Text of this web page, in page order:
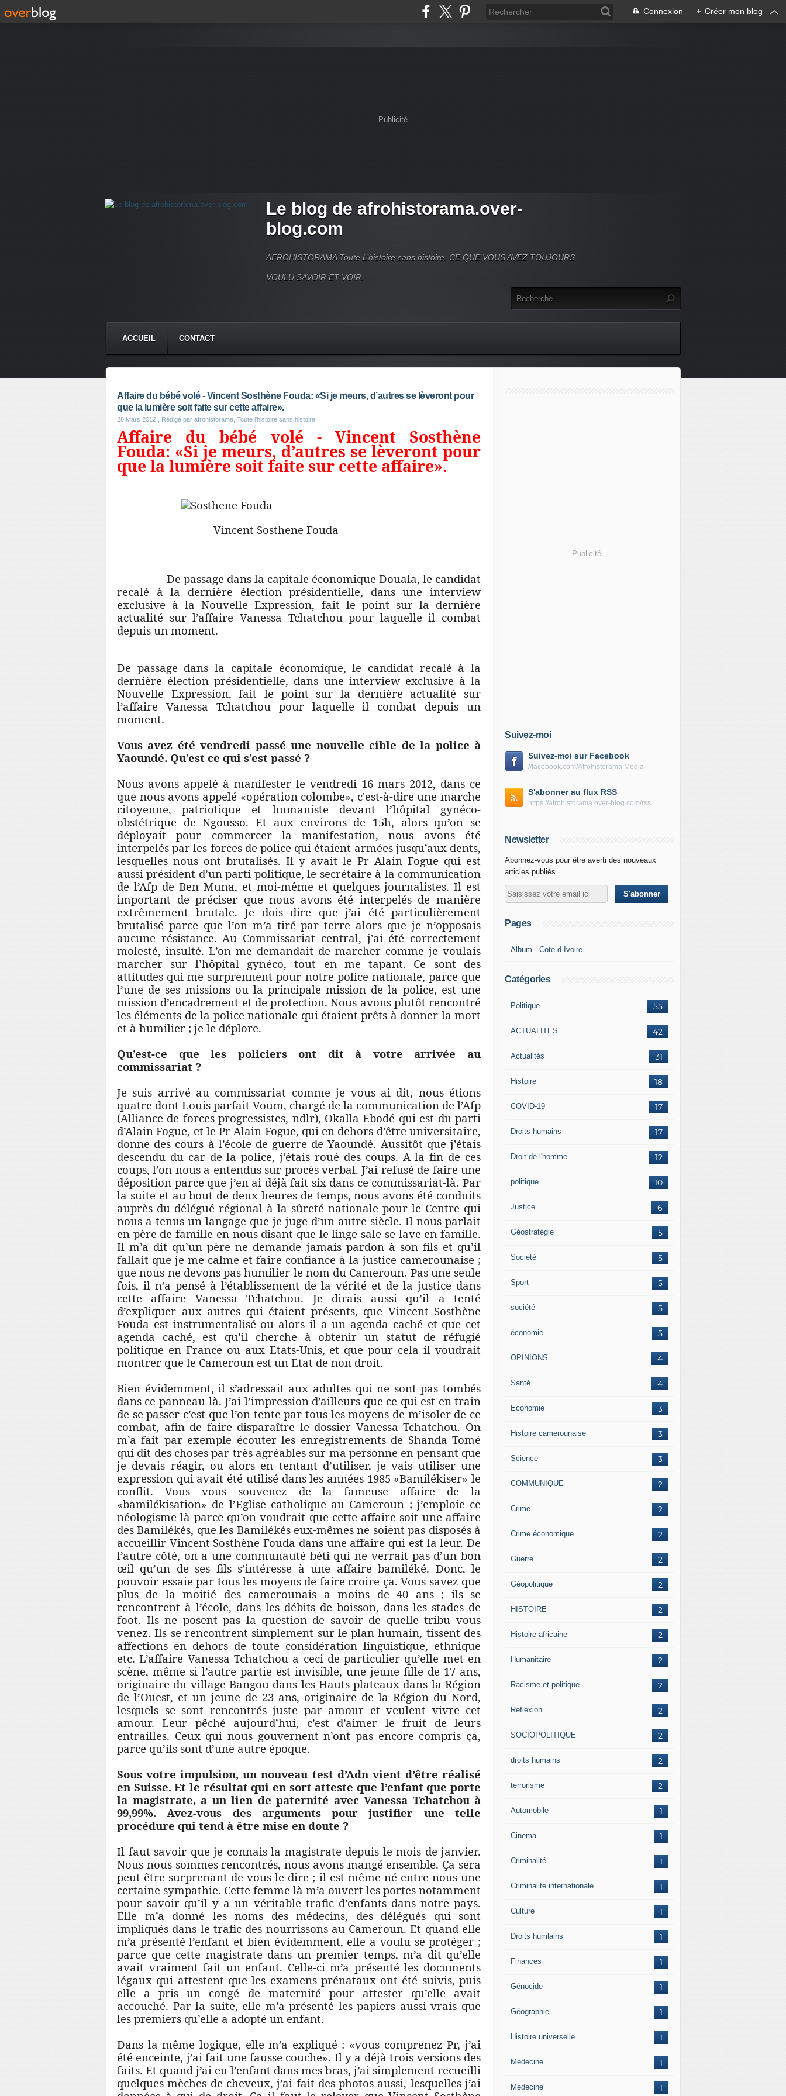
Connexion + Créer mon blog
Publicité
Le blog de afrohistorama.over-
blog.com
AFROHISTORAMA Toute L’histoire sans histoire. CE QUE VOUS AVEZ TOUJOURS
VOULU SAVOIR ET VOIR.
ACCUEIL CONTACT
Affaire du bébé volé - Vincent Sosthène Fouda: «Si je meurs, d’autres se lèveront pour
que la lumière soit faite sur cette affaire».
28 Mars 2012 , Rédigé par afrohistorama, Toute l'histoire sans histoire
Affaire du bébé volé - Vincent Sosthène
Fouda: «Si je meurs, d’autres se lèveront pour
que la lumière soit faite sur cette affaire».
Vincent Sosthene Fouda
De passage dans la capitale économique Douala, le candidat
recalé à la dernière élection présidentielle, dans une interview
exclusive à la Nouvelle Expression, fait le point sur la dernière
actualité sur l’affaire Vanessa Tchatchou pour laquelle il combat
depuis un moment.
De passage dans la capitale économique, le candidat recalé à la
dernière élection présidentielle, dans une interview exclusive à la
Nouvelle Expression, fait le point sur la dernière actualité sur
l’affaire Vanessa Tchatchou pour laquelle il combat depuis un
moment.
Vous avez été vendredi passé une nouvelle cible de la police à
Yaoundé. Qu’est ce qui s’est passé ?
Nous avons appelé à manifester le vendredi 16 mars 2012, dans ce
que nous avons appelé «opération colombe», c'est-à-dire une marche
citoyenne, patriotique et humaniste devant l’hôpital gynéco-
obstétrique de Ngousso. Et aux environs de 15h, alors qu’on se
déployait pour commercer la manifestation, nous avons été
interpelés par les forces de police qui étaient armées jusqu’aux dents,
lesquelles nous ont brutalisés. Il y avait le Pr Alain Fogue qui est
aussi président d’un parti politique, le secrétaire à la communication
de l’Afp de Ben Muna, et moi-même et quelques journalistes. Il est
important de préciser que nous avons été interpelés de manière
extrêmement brutale. Je dois dire que j’ai été particulièrement
brutalisé parce que l’on m’a tiré par terre alors que je n’opposais
aucune résistance. Au Commissariat central, j’ai été correctement
molesté, insulté. L’on me demandait de marcher comme je voulais
marcher sur l’hôpital gynéco, tout en me tapant. Ce sont des
attitudes qui me surprennent pour notre police nationale, parce que
l’une de ses missions ou la principale mission de la police, est une
mission d’encadrement et de protection. Nous avons plutôt rencontré
les éléments de la police nationale qui étaient prêts à donner la mort
et à humilier ; je le déplore.
Qu’est-ce que les policiers ont dit à votre arrivée au
commissariat ?
Je suis arrivé au commissariat comme je vous ai dit, nous étions
quatre dont Louis parfait Voum, chargé de la communication de l’Afp
(Alliance de forces progressistes, ndlr), Okalla Ebodé qui est du parti
d’Alain Fogue, et le Pr Alain Fogue, qui en dehors d’être universitaire,
donne des cours à l’école de guerre de Yaoundé. Aussitôt que j’étais
descendu du car de la police, j’étais roué des coups. A la fin de ces
coups, l’on nous a entendus sur procès verbal. J’ai refusé de faire une
déposition parce que j’en ai déjà fait six dans ce commissariat-là. Par
la suite et au bout de deux heures de temps, nous avons été conduits
auprès du délégué régional à la sûreté nationale pour le Centre qui
nous a tenus un langage que je juge d’un autre siècle. Il nous parlait
en père de famille en nous disant que le linge sale se lave en famille.
Il m’a dit qu’un père ne demande jamais pardon à son fils et qu’il
fallait que je me calme et faire confiance à la justice camerounaise ;
que nous ne devons pas humilier le nom du Cameroun. Pas une seule
fois, il n’a pensé à l’établissement de la vérité et de la justice dans
cette affaire Vanessa Tchatchou. Je dirais aussi qu’il a tenté
d’expliquer aux autres qui étaient présents, que Vincent Sosthène
Fouda est instrumentalisé ou alors il a un agenda caché et que cet
agenda caché, est qu’il cherche à obtenir un statut de réfugié
politique en France ou aux Etats-Unis, et que pour cela il voudrait
montrer que le Cameroun est un Etat de non droit.
Bien évidemment, il s’adressait aux adultes qui ne sont pas tombés
dans ce panneau-là. J’ai l’impression d’ailleurs que ce qui est en train
de se passer c’est que l’on tente par tous les moyens de m’isoler de ce
combat, afin de faire disparaître le dossier Vanessa Tchatchou. On
m’a fait par exemple écouter les enregistrements de Shanda Tomé
qui dit des choses par très agréables sur ma personne en pensant que
je devais réagir, ou alors en tentant d’utiliser, je vais utiliser une
expression qui avait été utilisé dans les années 1985 «Bamilékiser» le
conflit. Vous vous souvenez de la fameuse affaire de la
«bamilékisation» de l’Eglise catholique au Cameroun ; j’emploie ce
néologisme là parce qu’on voudrait que cette affaire soit une affaire
des Bamilékés, que les Bamilékés eux-mêmes ne soient pas disposés à
accueillir Vincent Sosthène Fouda dans une affaire qui est la leur. De
l’autre côté, on a une communauté béti qui ne verrait pas d’un bon
œil qu’un de ses fils s’intéresse à une affaire bamiléké. Donc, le
pouvoir essaie par tous les moyens de faire croire ça. Vous savez que
plus de la moitié des camerounais a moins de 40 ans ; ils se
rencontrent à l’école, dans les débits de boisson, dans les stades de
foot. Ils ne posent pas la question de savoir de quelle tribu vous
venez. Ils se rencontrent simplement sur le plan humain, tissent des
affections en dehors de toute considération linguistique, ethnique
etc. L’affaire Vanessa Tchatchou a ceci de particulier qu’elle met en
scène, même si l’autre partie est invisible, une jeune fille de 17 ans,
originaire du village Bangou dans les Hauts plateaux dans la Région
de l’Ouest, et un jeune de 23 ans, originaire de la Région du Nord,
lesquels se sont rencontrés juste par amour et veulent vivre cet
amour. Leur pêché aujourd’hui, c’est d’aimer le fruit de leurs
entrailles. Ceux qui nous gouvernent n’ont pas encore compris ça,
parce qu’ils sont d’une autre époque.
Sous votre impulsion, un nouveau test d’Adn vient d’être réalisé
en Suisse. Et le résultat qui en sort atteste que l’enfant que porte
la magistrate, a un lien de paternité avec Vanessa Tchatchou à
99,99%. Avez-vous des arguments pour justifier une telle
procédure qui tend à être mise en doute ?
Il faut savoir que je connais la magistrate depuis le mois de janvier.
Nous nous sommes rencontrés, nous avons mangé ensemble. Ça sera
peut-être surprenant de vous le dire ; il est même né entre nous une
certaine sympathie. Cette femme là m’a ouvert les portes notamment
pour savoir qu’il y a un véritable trafic d’enfants dans notre pays.
Elle m’a donné les noms des médecins, des délégués qui sont
impliqués dans le trafic des nourrissons au Cameroun. Et quand elle
m’a présenté l’enfant et bien évidemment, elle a voulu se protéger ;
parce que cette magistrate dans un premier temps, m’a dit qu’elle
avait vraiment fait un enfant. Celle-ci m’a présenté les documents
légaux qui attestent que les examens prénataux ont été suivis, puis
elle a pris un congé de maternité pour attester qu’elle avait
accouché. Par la suite, elle m’a présenté les papiers aussi vrais que
les premiers qu’elle a adopté un enfant.
Dans la même logique, elle m’a expliqué : «vous comprenez Pr, j’ai
été enceinte, j’ai fait une fausse couche». Il y a déjà trois versions des
faits. Et quand j’ai eu l’enfant dans mes bras, j’ai simplement recueilli
quelques mèches de cheveux, j’ai fait des photos aussi, lesquelles j’ai
Publicité
Suivez-moi
Suivez-moi sur Facebook
//facebook.com/Afrohistorama Media
S'abonner au flux RSS
https://afrohistorama.over-blog.com/rss
Newsletter
Abonnez-vous pour être averti des nouveaux
articles publiés.
Pages
Album - Cote-d-Ivoire
Catégories
55
Politique
42
ACTUALITES
31
Actualités
18
Histoire
17
COVID-19
17
Droits humains
12
Droit de l'homme
10
politique
6
Justice
5
Géostratégie
5
Société
5
Sport
5
société
5
économie
4
OPINIONS
4
Santé
3
Economie
3
Histoire camerounaise
3
Science
2
COMMUNIQUE
2
Crime
2
Crime économique
2
Guerre
2
Géopolitique
2
HISTOIRE
2
Histoire africaine
2
Humanitaire
2
Racisme et politique
2
Reflexion
2
SOCIOPOLITIQUE
2
droits humains
2
terrorisme
1
Automobile
1
Cinema
1
Criminalité
1
Criminalité internationale
1
Culture
1
Droits humlains
1
Finances
1
Génocide
1
Géographie
1
Histoire universelle
1
Medecine
1
Médecine